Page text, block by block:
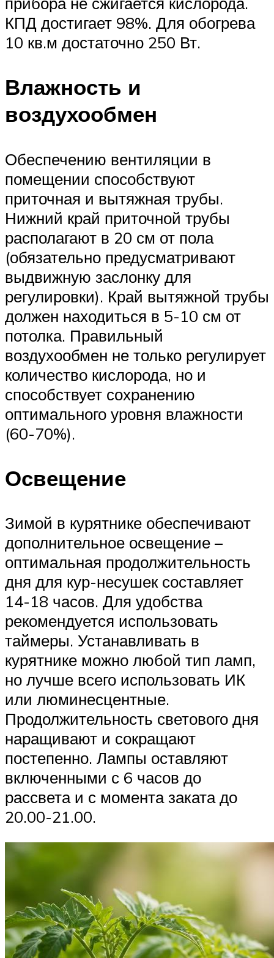
КПД достигает 98%. Для обогрева
10 кв.м достаточно 250 Вт.
Влажность и
воздухообмен
Обеспечению вентиляции в
помещении способствуют
приточная и вытяжная трубы.
Нижний край приточной трубы
располагают в 20 см от пола
(обязательно предусматривают
выдвижную заслонку для
регулировки). Край вытяжной трубы
должен находиться в 5-10 см от
потолка. Правильный
воздухообмен не только регулирует
количество кислорода, но и
способствует сохранению
оптимального уровня влажности
(60-70%).
Освещение
Зимой в курятнике обеспечивают
дополнительное освещение –
оптимальная продолжительность
дня для кур-несушек составляет
14-18 часов. Для удобства
рекомендуется использовать
таймеры. Устанавливать в
курятнике можно любой тип ламп,
но лучше всего использовать ИК
или люминесцентные.
Продолжительность светового дня
наращивают и сокращают
постепенно. Лампы оставляют
включенными с 6 часов до
рассвета и с момента заката до
20.00-21.00.